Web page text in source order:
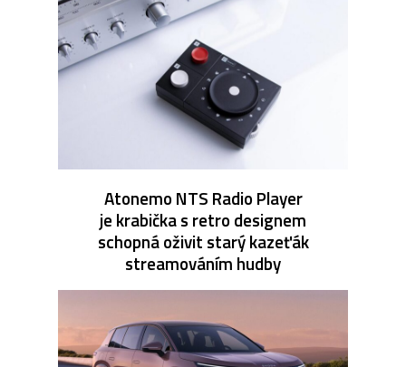
Atonemo NTS Radio Player
je krabička s retro designem
schopná oživit starý kazeťák
streamováním hudby